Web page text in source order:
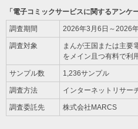
「電子コミックサービスに関するアンケ
調査期間 2026年3月6日～2026
調査対象
まんが王国または主要
をメイン且つ有料で利
サンプル数 1,236サンプル
調査方法 インターネットリサー
調査委託先 株式会社MARCS